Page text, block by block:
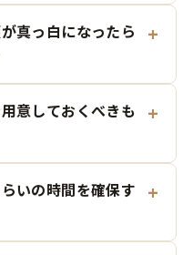
真っ白になったら
意しておくべきも
いの時間を確保す